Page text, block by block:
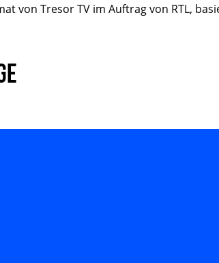
von Tresor TV im Auftrag von RTL,